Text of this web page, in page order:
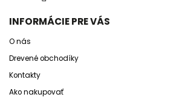
INFORMÁCIE PRE VÁS
O nás
Drevené obchodíky
Kontakty
Ako nakupovať